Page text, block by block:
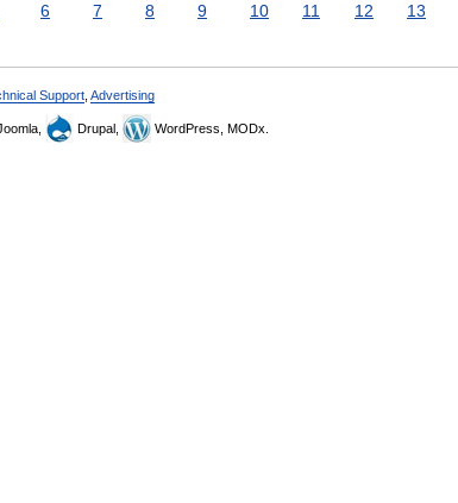
6 7 8 9 10 11 12 13
Support Advertising
Drupal, WordPress, MODx.